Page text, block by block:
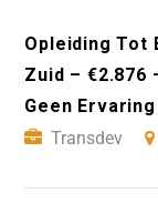
Opleiding Tot
Zuid – €2.876
Geen
Transdev